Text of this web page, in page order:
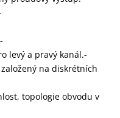
levý a pravý kanál.-
na diskrétních
topologie obvodu v